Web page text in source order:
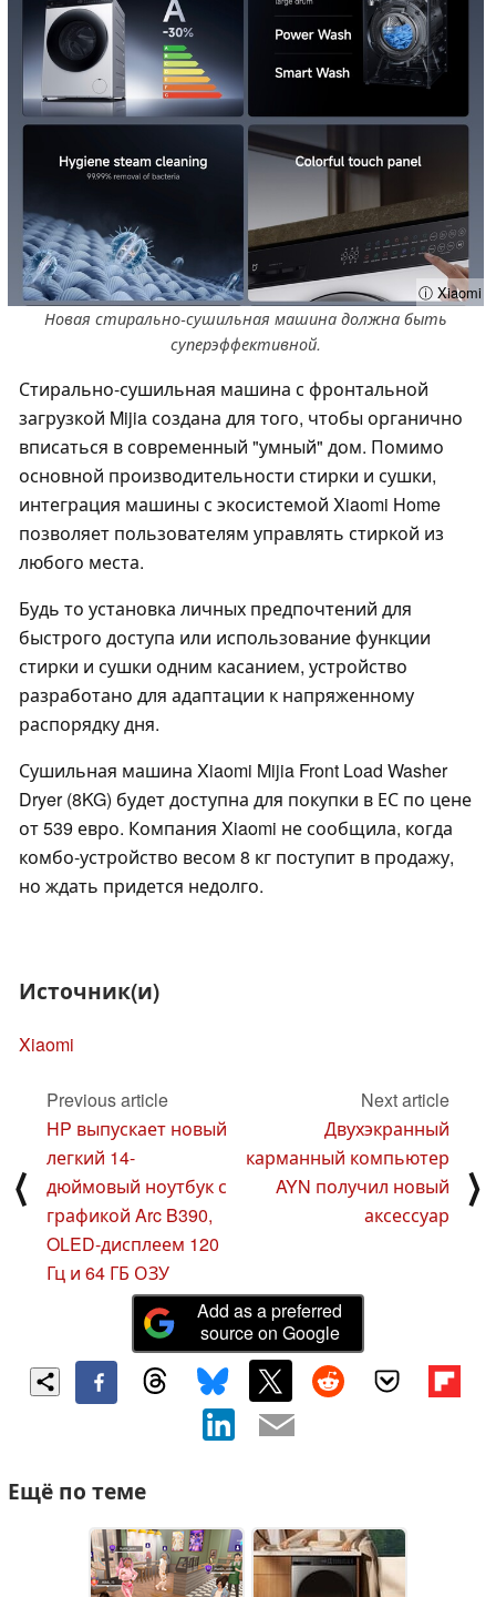
ⓘ Xiaomi
Новая стирально-сушильная машина должна быть
суперэффективной.
Стирально-сушильная машина с фронтальной
загрузкой Mijia создана для того, чтобы органично
вписаться в современный "умный" дом. Помимо
основной производительности стирки и сушки,
интеграция машины с экосистемой Xiaomi Home
позволяет пользователям управлять стиркой из
любого места.
Будь то установка личных предпочтений для
быстрого доступа или использование функции
стирки и сушки одним касанием, устройство
разработано для адаптации к напряженному
распорядку дня.
Сушильная машина Xiaomi Mijia Front Load Washer
Dryer (8KG) будет доступна для покупки в ЕС по цене
от 539 евро. Компания Xiaomi не сообщила, когда
комбо-устройство весом 8 кг поступит в продажу,
но ждать придется недолго.
Источник(и)
Xiaomi
⟨
Previous article
HP выпускает новый
легкий 14-
дюймовый ноутбук с
графикой Arc B390,
OLED-дисплеем 120
Гц и 64 ГБ ОЗУ
Next article
Двухэкранный
карманный компьютер
AYN получил новый
аксессуар
⟩
Add as a preferred
source on Google
Ещё по теме